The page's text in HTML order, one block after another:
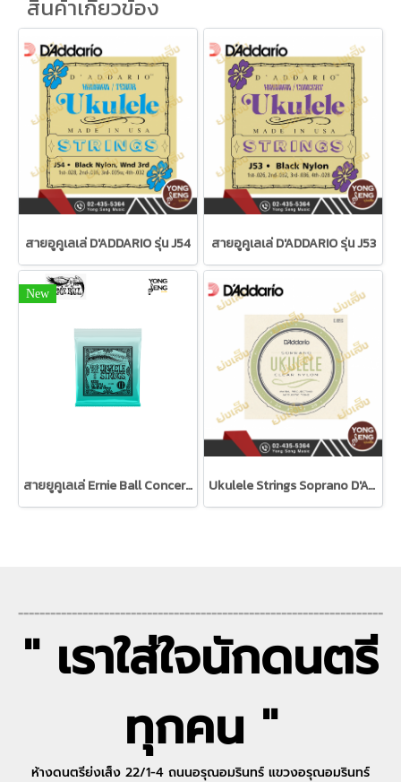
สินค้าเกี่ยวข้อง
สายอูคูเลเล่ D'ADDARIO รุ่น J54 สายอูคูเลเล่ D'ADDARIO รุ่น J53
New
สายยูคูเลเล่ Ernie Ball Concert/Soprano Nylon Ball End Ukulele Strings - Black Ukulele Strings Soprano D'Addario EJ65S
--------------------------------------------------------------------
" เราใส่ใจนักดนตรี
ทุกคน "
ห้างดนตรีย่งเส็ง 22/1-4 ถนนอรุณอมรินทร์ แขวงอรุณอมรินทร์